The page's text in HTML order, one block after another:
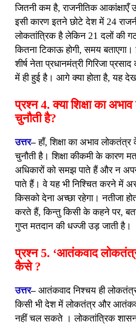
जितनी कम है, राजनीतिक आकांक्षाएँ
इसी कारण इतने छोटे देश में 24
लोकतांत्रिक है लेकिन 21 दलों की
कितना टिकाऊ होगी, समय
शीर्ष नेता प्रधानमंत्री गिरिजा
में ही हुई है। आगे क्या होता है, यह
प्रश्न 4. क्या शिक्षा का
चुनौती है?
उत्तर–हाँ, शिक्षा का अभाव लोकतंत्र
चुनौती है। शिक्षा कीकमी के कारण
अधिकारों को समझ पाते हैं और न
पाते हैं। वे यह भी निश्चित करने में
किसको देना अच्छा रहेगा। नतीजा
करते हैं, किन्तु किसी के कहने पर,
गुप्त मतदान की धज्जी उड़ जाती है।
प्रश्न 5. ‘आतंकवाद
कैसे ?
उत्तर– आतंकवाद निश्चय ही
किसी भी देश में लोकतंत्र और
नहीं चल सकते । लोकतांत्रिक